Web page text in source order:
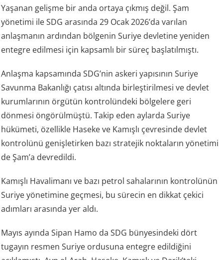
Yaşanan gelişme bir anda ortaya çıkmış değil. Şam
yönetimi ile SDG arasında 29 Ocak 2026’da varılan
anlaşmanın ardından bölgenin Suriye devletine yeniden
entegre edilmesi için kapsamlı bir süreç başlatılmıştı.
Anlaşma kapsamında SDG’nin askeri yapısının Suriye
Savunma Bakanlığı çatısı altında birleştirilmesi ve devlet
kurumlarının örgütün kontrolündeki bölgelere geri
dönmesi öngörülmüştü. Takip eden aylarda Suriye
hükümeti, özellikle Haseke ve Kamışlı çevresinde devlet
kontrolünü genişletirken bazı stratejik noktaların yönetimi
de Şam’a devredildi.
Kamışlı Havalimanı ve bazı petrol sahalarının kontrolünün
Suriye yönetimine geçmesi, bu sürecin en dikkat çekici
adımları arasında yer aldı.
Mayıs ayında Sipan Hamo da SDG bünyesindeki dört
tugayın resmen Suriye ordusuna entegre edildiğini